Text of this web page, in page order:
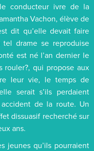
conducteur ivre de la
Vachon, élève de
dit qu’elle devait faire
drame se reproduise
est né l’an dernier le
rouler?, qui propose aux
leur vie, le temps de
serait s’ils perdaient
de la route. Un
dissuasif recherché sur
ans.
jeunes qu’ils pourraient